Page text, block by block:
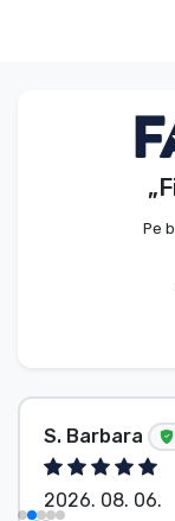
Pe
S. Barbara
2026. 08. 06.